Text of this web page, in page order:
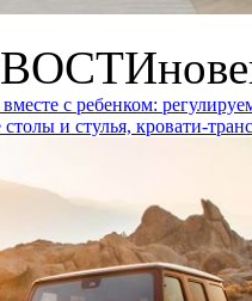
и стулья, кровати-